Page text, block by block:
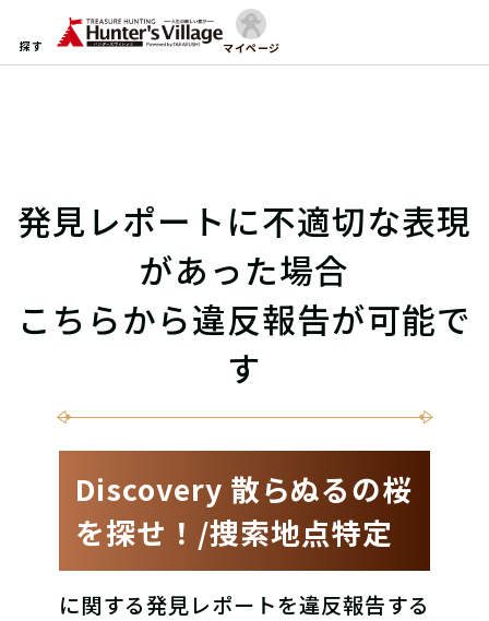
探す マイページ
発見レポートに不適切な表現
があった場合
こちらから違反報告が可能で
す
Discovery 散らぬるの桜
を探せ！/捜索地点特定
に関する発見レポートを違反報告する